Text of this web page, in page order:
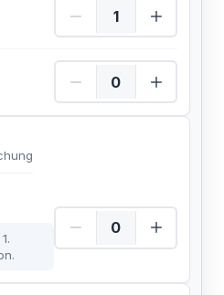
Erwachsene Menge
Kinder Menge